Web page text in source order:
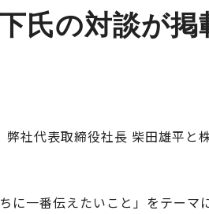
氏の対談が掲
弊社代表取締役社長 柴田雄平
に一番伝えたいこと」をテーマ